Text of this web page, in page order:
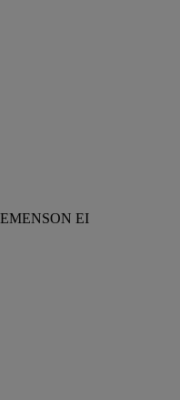
EI